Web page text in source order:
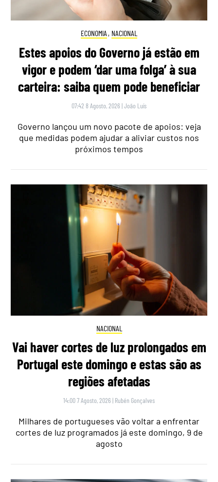
ECONOMIA , NACIONAL
Estes apoios do Governo já estão em
vigor e podem ‘dar uma folga’ à sua
carteira: saiba quem pode beneficiar
07:42 8 Agosto, 2026 |João Luís
Governo lançou um novo pacote de apoios: veja
que medidas podem ajudar a aliviar custos nos
próximos tempos
NACIONAL
Vai haver cortes de luz prolongados em
Portugal este domingo e estas são as
regiões afetadas
14:00 7 Agosto, 2026 | Rubén Gonçalves
Milhares de portugueses vão voltar a enfrentar
cortes de luz programados já este domingo, 9 de
agosto